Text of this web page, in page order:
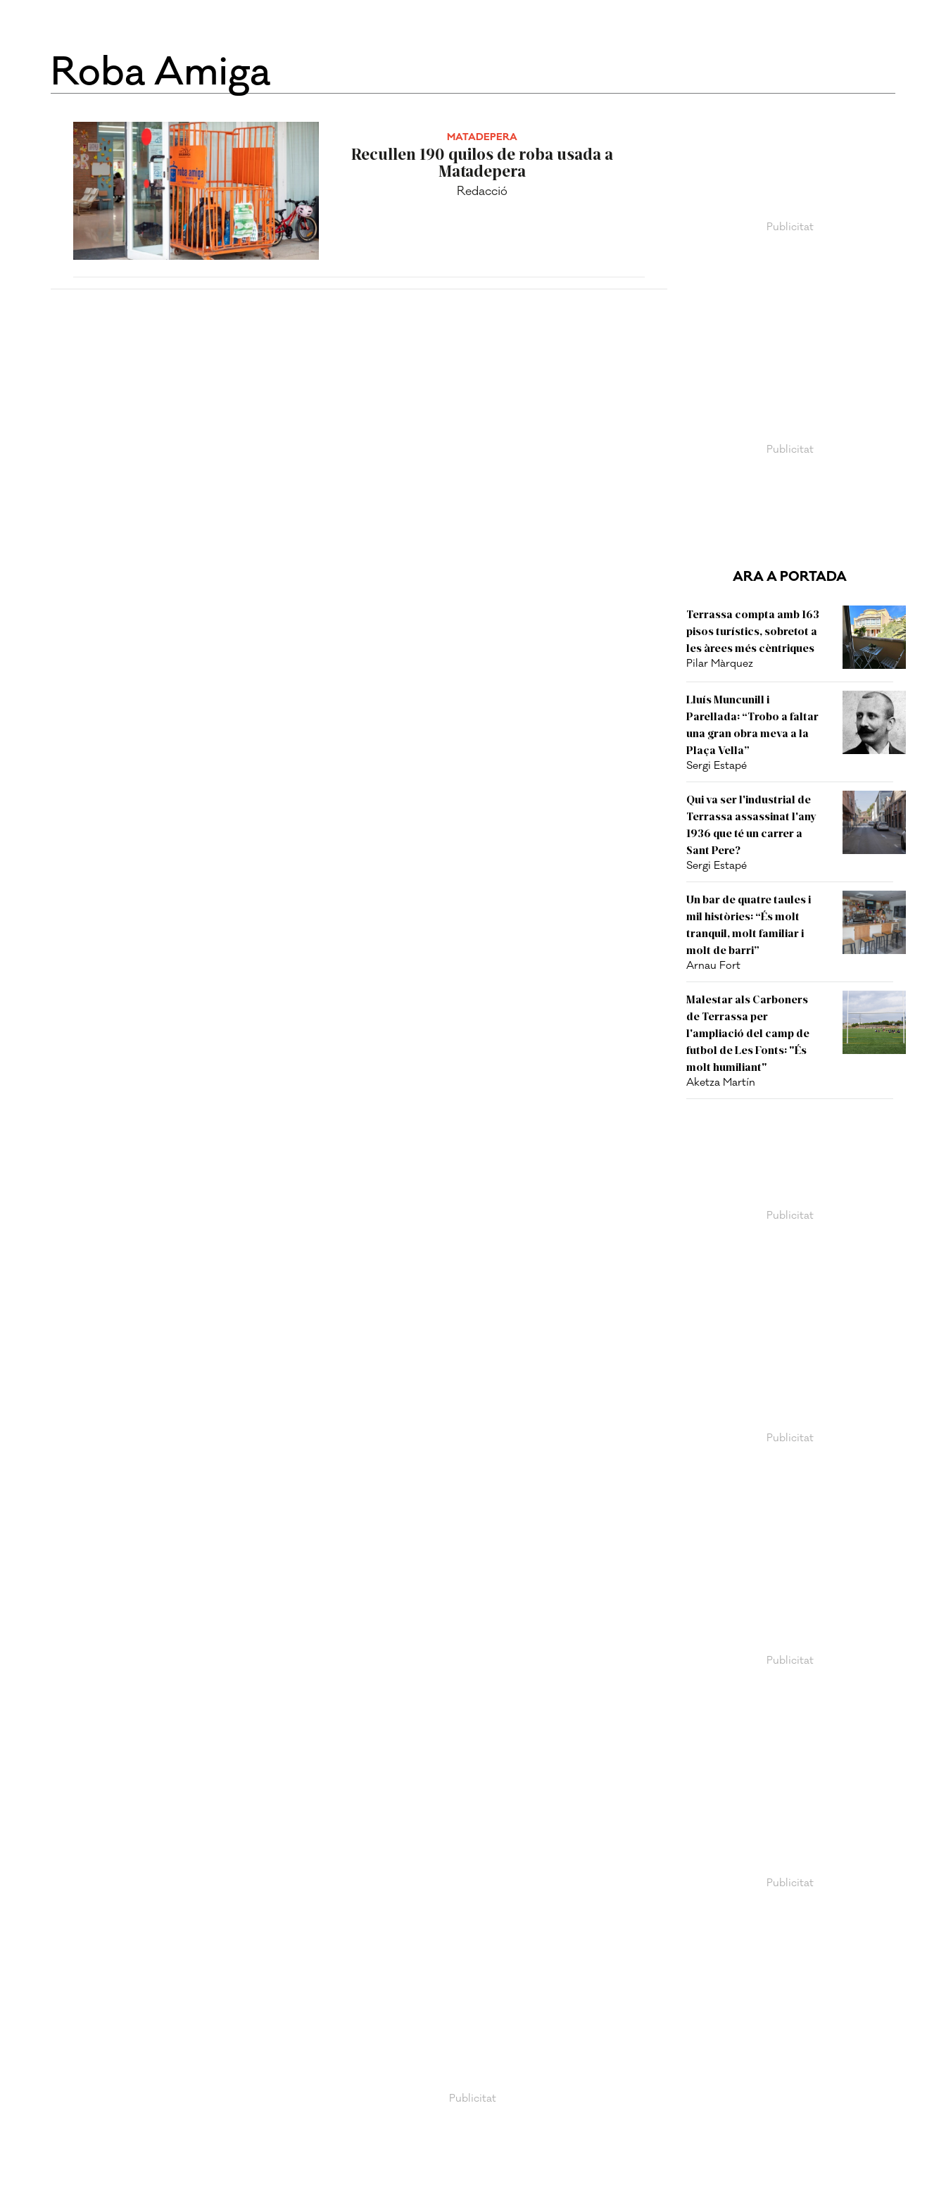
Roba Amiga
MATADEPERA
Recullen 190 quilos de roba usada a
Matadepera
Redacció
ARA A PORTADA
Terrassa compta amb 163
pisos turístics, sobretot a
les àrees més cèntriques
Pilar Màrquez
Lluís Muncunill i
Parellada: “Trobo a faltar
una gran obra meva a la
Plaça Vella”
Sergi Estapé
Qui va ser l'industrial de
Terrassa assassinat l'any
1936 que té un carrer a
Sant Pere?
Sergi Estapé
Un bar de quatre taules i
mil històries: “És molt
tranquil, molt familiar i
molt de barri”
Arnau Fort
Malestar als Carboners
de Terrassa per
l'ampliació del camp de
futbol de Les Fonts: "És
molt humiliant"
Aketza Martín